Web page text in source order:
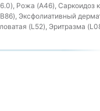
Рожа (A46), Саркоидоз
Эксфолиативный
(L52), Эритразма